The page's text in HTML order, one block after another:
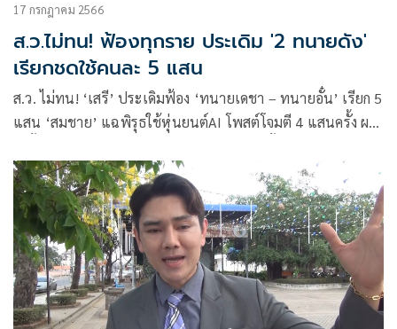
17 กรกฎาคม 2566
ส.ว.ไม่ทน! ฟ้องทุกราย ประเดิม '2 ทนายดัง'
เรียกชดใช้คนละ 5 แสน
ส.ว. ไม่ทน! ‘เสรี’ ประเดิมฟ้อง ‘ทนายเดชา – ทนายอั๋น’ เรียก 5
แสน ‘สมชาย’ แฉพิรุธใช้หุ่นยนต์AI โพสต์โจมตี 4 แสนครั้ง ผงะ
เงินติดคุก